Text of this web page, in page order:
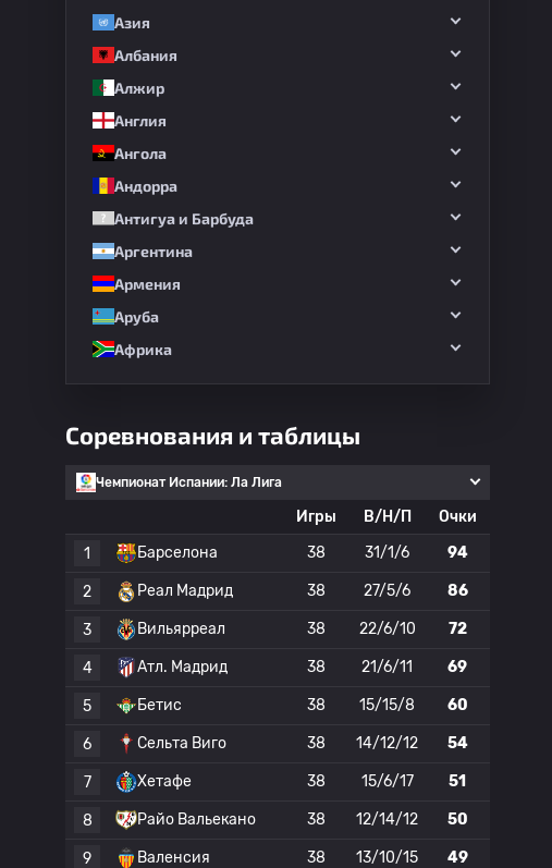
Азия
Албания
Алжир
Англия
Ангола
Андорра
Антигуа и Барбуда
Аргентина
Армения
Аруба
Африка
Соревнования и таблицы
Чемпионат Испании: Ла Лига
Игры В/Н/П
Очки
1
Барселона 38 31/1/6 94
2 Реал Мадрид 38 27/5/6 86
3 Вильярреал 38 22/6/10 72
4 Атл. Мадрид 38 21/6/11 69
5 Бетис 38 15/15/8 60
6 Сельта Виго 38 14/12/12 54
7 Хетафе 38 15/6/17 51
8 Райо Вальекано 38 12/14/12 50
9 Валенсия 38 13/10/15 49